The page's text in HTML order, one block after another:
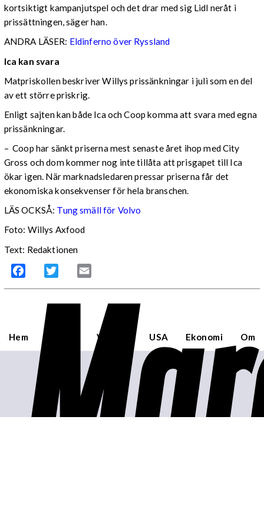
kortsiktigt kampanjutspel och det drar med sig Lidl neråt i
prissättningen, säger han.
ANDRA LÄSER: Eldinferno över Ryssland
Ica kan svara
Matpriskollen beskriver Willys prissänkningar i juli som en del
av ett större priskrig.
Enligt sajten kan både Ica och Coop komma att svara med egna
prissänkningar.
– Coop har sänkt priserna mest senaste året ihop med City
Gross och dom kommer nog inte tillåta att prisgapet till Ica
ökar igen. När marknadsledaren pressar priserna får det
ekonomiska konsekvenser för hela branschen.
LÄS OCKSÅ: Tung smäll för Volvo
Foto: Willys Axfood
Text: Redaktionen
Facebook Twitter
Hem Världen USA Ekonomi Om